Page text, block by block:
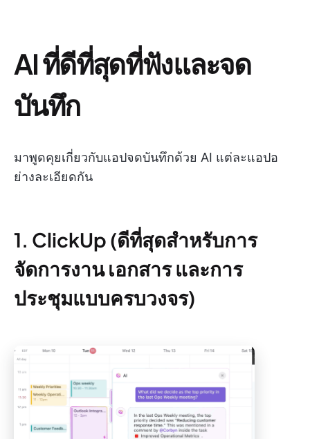
AI ที่ดีที่สุดที่ฟังและจด
บันทึก
มาพูดคุยเกี่ยวกับแอปจดบันทึกด้วย AI แต่ละแอปอ
ย่างละเอียดกัน
1. ClickUp (ดีที่สุดสำหรับการ
จัดการงาน เอกสาร และการ
ประชุมแบบครบวงจร)